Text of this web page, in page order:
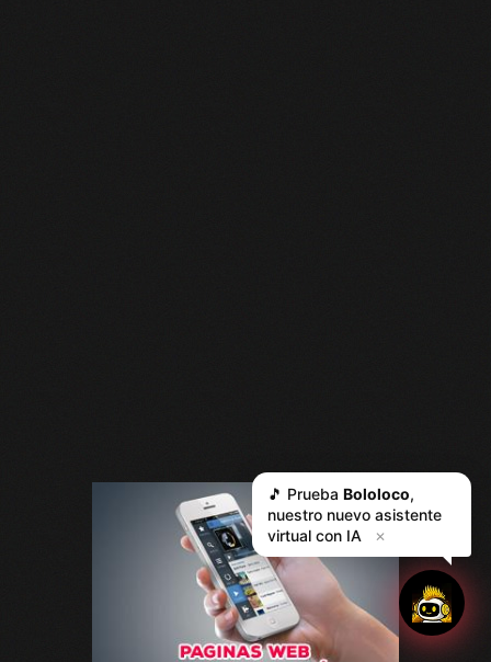
🎵 Prueba Bololoco,
nuestro nuevo asistente
virtual con IA
✕